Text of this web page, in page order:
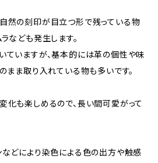
然の刻印が目立つ形で残っている物
なども発生します。
ていますが、基本的には革の個性や味
まま取り入れている物も多いです。
化も楽しめるので、長い間可愛がって
などにより染色による色の出方や触感